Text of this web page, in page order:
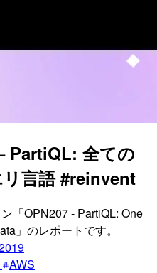
PartiQL: 全ての
言語 #reinvent
「OPN207 - PartiQL: One
」のレポートです。
AWS